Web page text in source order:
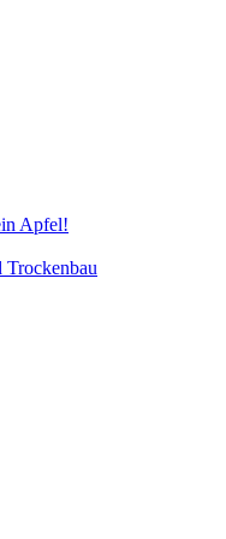
Apfel!
Trockenbau